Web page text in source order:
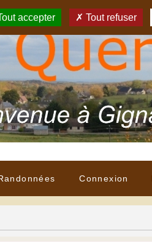
Connexion
accepter Tout refuser